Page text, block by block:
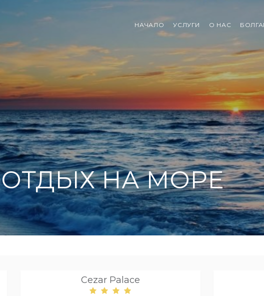
НАЧАЛО УСЛУГИ О НАС
ОТДЬIХ НА МОРЕ
Cezar Palace